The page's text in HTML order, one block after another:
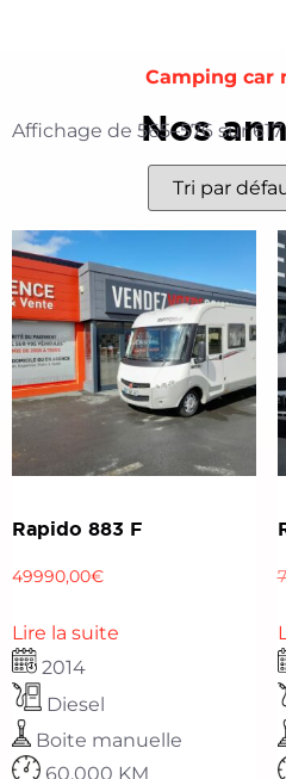
Camping car
Nos
Affichage de 565–576 sur
Rapido 883 F
49990,00€
Lire la suite
2014
Diesel
Boite manuelle
60.000 KM